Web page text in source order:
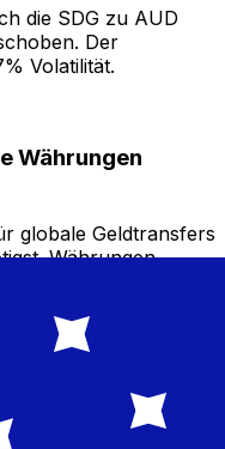
die SDG zu AUD
Der
Volatilität.
Währungen
globale Geldtransfers
Währungen
einrichten und
versteckte